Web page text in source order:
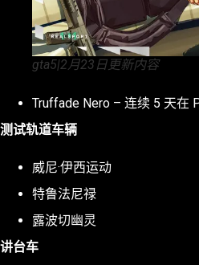
gta5|2月23日更新内容
Truffade Nero – 连续 5 天在
测试轨道车辆
威尼·伊西运动
特鲁法尼禄
露波切幽灵
讲台车